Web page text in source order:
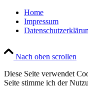
Home
Impressum
Nach oben scrollen
Diese Seite verwendet
Seite stimme ich der